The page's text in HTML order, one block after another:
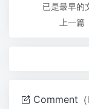
已是最早的
上一篇
Comment（